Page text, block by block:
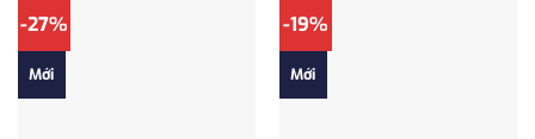
-27%
Mới
-19%
Mới